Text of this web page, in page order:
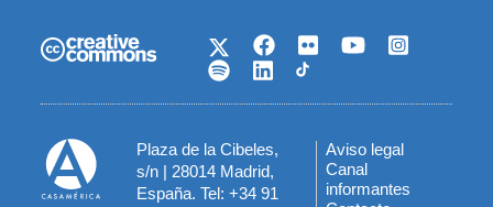
Plaza de la Cibeles,
s/n | 28014 Madrid,
España. Tel: +34 91
Menú
Aviso legal
Canal
informantes